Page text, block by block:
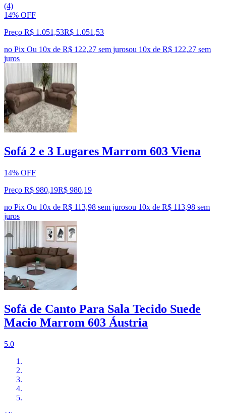
(4)
14% OFF
Preço R$ 1.051,53R$ 1.051 ,53
no Pix Ou 10x de R$ 122,27 sem jurosou 10x de R$ 122,27 sem
juros
Sofá 2 e 3 Lugares Marrom 603 Viena
14% OFF
Preço R$ 980,19R$ 980,19
no Pix Ou 10x de R$ 113,98 sem jurosou 10x de R$ 113,98 sem
juros
Sofá de Canto Para Sala Tecido Suede
Macio Marrom 603 Áustria
5.0